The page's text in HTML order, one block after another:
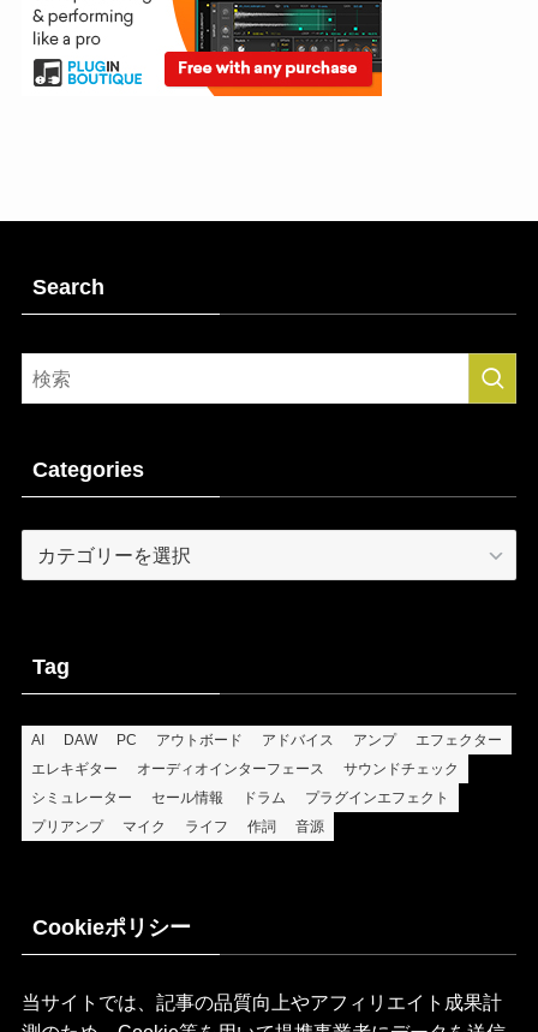
Search
Categories
Categories
Tag
AI DAW PC アウトボード アドバイス アンプ
エフェクター
エレキギター
オーディオインターフェース
サウンドチェック
シミュレーター
セール情報 ドラム
プラグインエフェクト
プリアンプ
マイク ライフ 作詞 音源
Cookieポリシー
当サイトでは、記事の品質向上やアフィリエイト成果計